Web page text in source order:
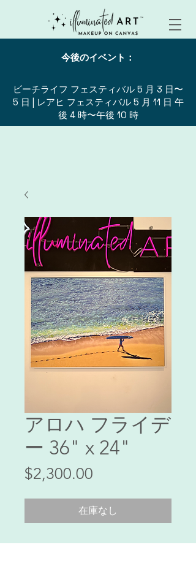
今後のイベント：
ビーチライフ フェスティバル 5 月 3 日〜
5 日 | レアヒ フェスティバル 5 月 11 日 午
後 4 時〜午後 10 時
アロハ フライデ
ー 36" x 24"
$2,300.00
在庫なし